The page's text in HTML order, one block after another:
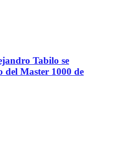
Tabilo se
del Master 1000 de